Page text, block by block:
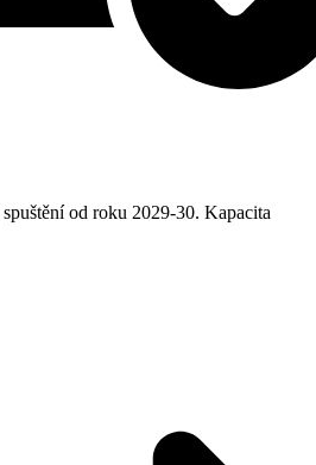
od roku 2029-30. Kapacita